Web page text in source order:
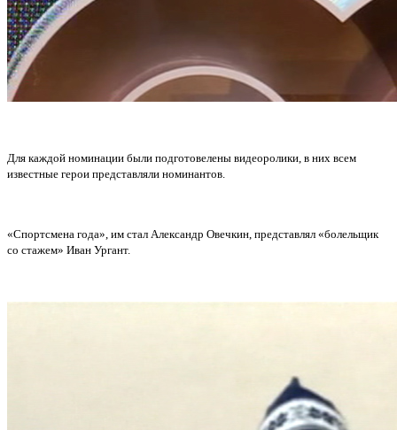
Для каждой номинации были подготовелены видеоролики, в них всем
известные герои представляли номинантов.
«Спортсмена года», им стал Александр Овечкин, представлял «болельщик
со стажем» Иван Ургант.